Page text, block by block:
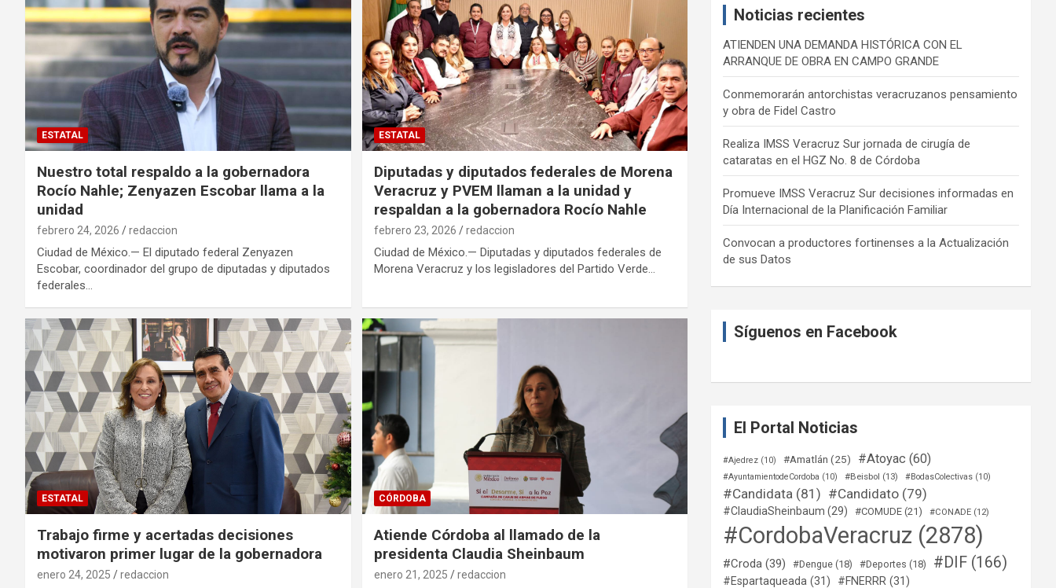
ESTATAL
Nuestro total respaldo a la gobernadora
Rocío Nahle; Zenyazen Escobar llama a la
unidad
febrero 24, 2026 redaccion
Ciudad de México.— El diputado federal Zenyazen
Escobar, coordinador del grupo de diputadas y diputados
federales…
ESTATAL
Diputadas y diputados federales de Morena
Veracruz y PVEM llaman a la unidad y
respaldan a la gobernadora Rocío Nahle
febrero 23, 2026 redaccion
Ciudad de México.— Diputadas y diputados federales de
Morena Veracruz y los legisladores del Partido Verde…
ESTATAL
Trabajo firme y acertadas decisiones
motivaron primer lugar de la gobernadora
enero 24, 2025 redaccion
CÓRDOBA
Atiende Córdoba al llamado de la
presidenta Claudia Sheinbaum
enero 21, 2025 redaccion
Noticias recientes
ATIENDEN UNA DEMANDA HISTÓRICA CON EL
ARRANQUE DE OBRA EN CAMPO GRANDE
Conmemorarán antorchistas veracruzanos pensamiento
y obra de Fidel Castro
Realiza IMSS Veracruz Sur jornada de cirugía de
cataratas en el HGZ No. 8 de Córdoba
Promueve IMSS Veracruz Sur decisiones informadas en
Día Internacional de la Planificación Familiar
Convocan a productores fortinenses a la Actualización
de sus Datos
Síguenos en Facebook
El Portal Noticias
#Ajedrez (10) #Amatlán (25) #Atoyac (60)
#AyuntamientodeCordoba (10) #Beisbol (13) #BodasColectivas (10)
#Candidata (81) #Candidato (79)
#ClaudiaSheinbaum (29) #COMUDE (21) #CONADE (12)
#CordobaVeracruz (2878)
#Croda (39) #Dengue (18) #Deportes (18) #DIF (166)
#Espartaqueada (31) #FNERRR (31)